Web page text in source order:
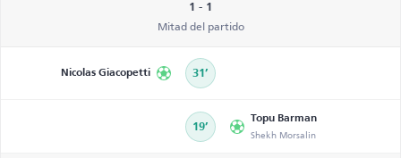
1 - 1
Mitad del partido
Nicolas Giacopetti 31’
19’
Topu Barman
Shekh Morsalin